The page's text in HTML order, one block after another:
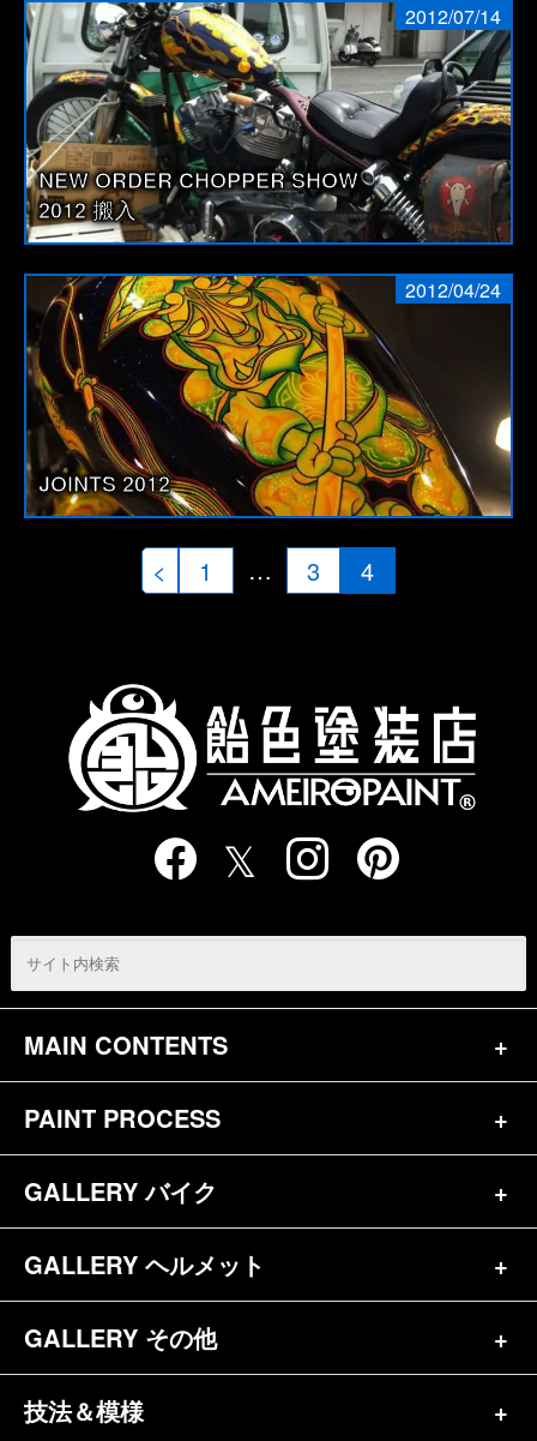
2012/07/14
NEW ORDER CHOPPER SHOW
2012 搬入
2012/04/24
JOINTS 2012
< 1 … 3 4
MAIN CONTENTS
トップページ
お問合せ
参考価格
キャンディペイントとは？
メディア掲載（18）
PAINT PROCESS
バイク（180）
ヘルメット（84）
GALLERY バイク
バイク一覧（184）
ハーレー（141）
GALLERY ヘルメット
ヘルメット一覧（139）
半ヘル（39）
GALLERY その他
その他一覧（92）
技法＆模様